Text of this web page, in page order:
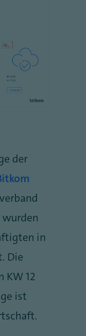
der
in
Die
KW 12
ist